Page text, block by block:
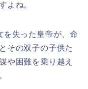
よね。
を失った皇帝が、命
その双子の子供た
や困難を乗り越え